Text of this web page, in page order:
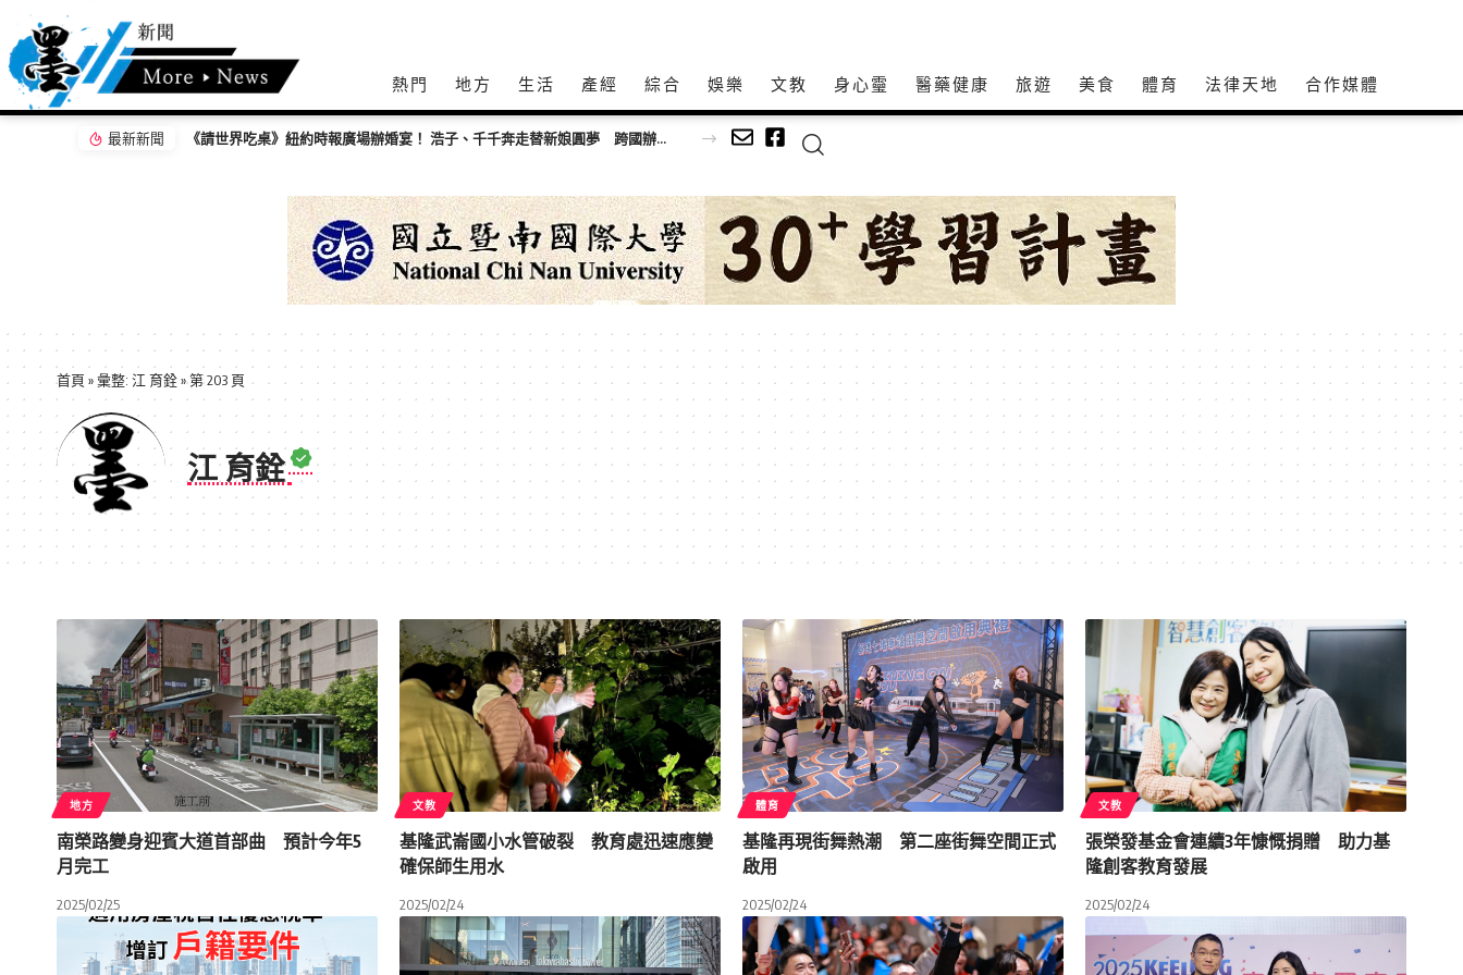
熱門 地方 生活 產經 綜合 娛樂 文教 身心𩆜 醫藥健康 旅遊 美食 體育 法律天地 合作媒體
最新新聞 《請世界吃桌》紐約時報廣場辦婚宴！ 浩子、千千奔走替新娘圓夢 跨國辦桌完成三對新人遺憾
首頁 »彙整: 江 育銓»第 203 頁
江 育銓
地方
南榮路變身迎賓大道首部曲 預計今年5
月完工
2025/02/25
文教
基隆武崙國小水管破裂 教育處迅速應變
確保師生用水
2025/02/24
體育
基隆再現街舞熱潮 第二座街舞空間正式
啟用
2025/02/24
文教
張榮發基金會連續3年慷慨捐贈 助力基
隆創客教育發展
2025/02/24